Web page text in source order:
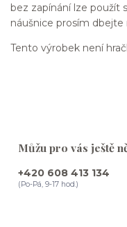
bez zapínání lze použít
náušnice prosím dbejte
Tento výrobek není
Můžu pro vás ještě
+420 608 413 134
(Po-Pá, 9-17 hod.)